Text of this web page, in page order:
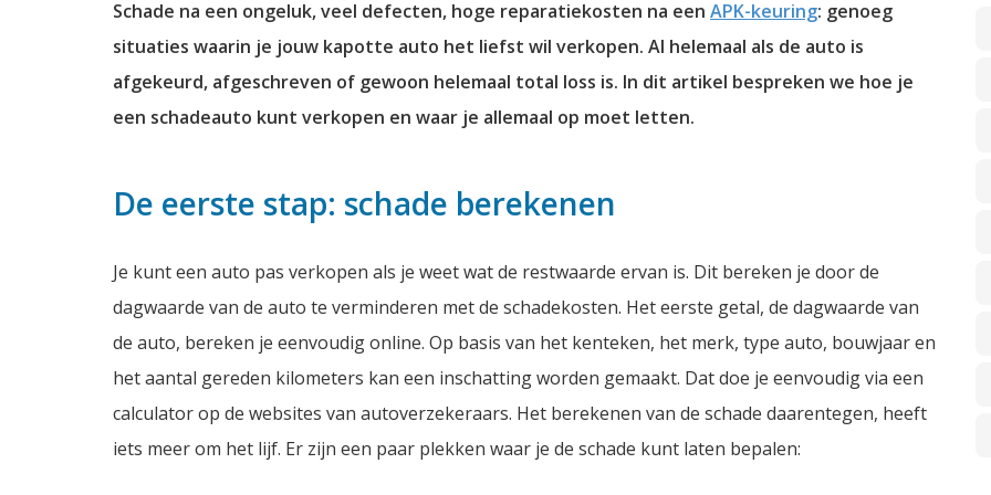
Schade na een ongeluk, veel defecten, hoge reparatiekosten na een APK-keuring: genoeg
situaties waarin je jouw kapotte auto het liefst wil verkopen. Al helemaal als de auto is
afgekeurd, afgeschreven of gewoon helemaal total loss is. In dit artikel bespreken we hoe je
een schadeauto kunt verkopen en waar je allemaal op moet letten.
De eerste stap: schade berekenen
Je kunt een auto pas verkopen als je weet wat de restwaarde ervan is. Dit bereken je door de
dagwaarde van de auto te verminderen met de schadekosten. Het eerste getal, de dagwaarde van
de auto, bereken je eenvoudig online. Op basis van het kenteken, het merk, type auto, bouwjaar en
het aantal gereden kilometers kan een inschatting worden gemaakt. Dat doe je eenvoudig via een
calculator op de websites van autoverzekeraars. Het berekenen van de schade daarentegen, heeft
iets meer om het lijf. Er zijn een paar plekken waar je de schade kunt laten bepalen: